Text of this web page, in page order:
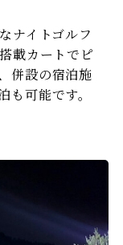
ナイトゴルフ
載カートでピ
併設の宿泊施
可能です。